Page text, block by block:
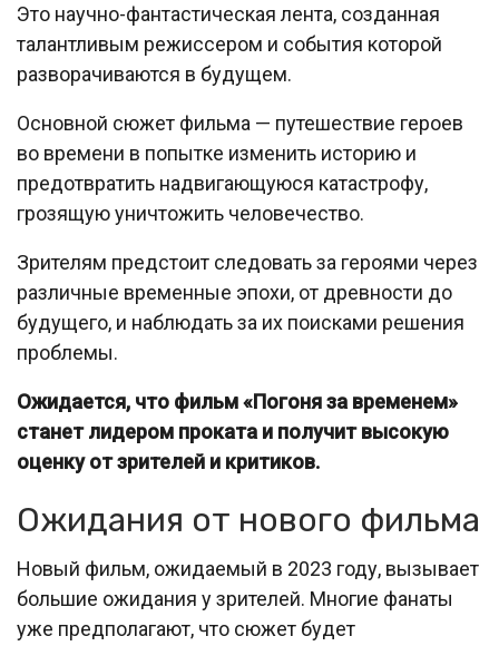
Это научно-фантастическая лента, созданная
талантливым режиссером и события которой
разворачиваются в будущем.
Основной сюжет фильма — путешествие героев
во времени в попытке изменить историю и
предотвратить надвигающуюся катастрофу,
грозящую уничтожить человечество.
Зрителям предстоит следовать за героями через
различные временные эпохи, от древности до
будущего, и наблюдать за их поисками решения
проблемы.
Ожидается, что фильм «Погоня за временем»
станет лидером проката и получит высокую
оценку от зрителей и критиков.
Ожидания от нового фильма
Новый фильм, ожидаемый в 2023 году, вызывает
большие ожидания у зрителей. Многие фанаты
уже предполагают, что сюжет будет